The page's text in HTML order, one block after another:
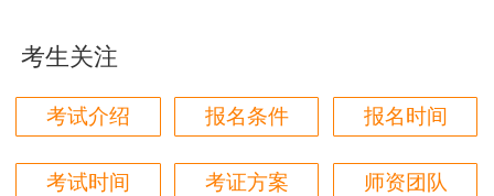
林轩老师讲得好，复杂的知识讲的深入浅出，能够听
得懂。简答题总结的也很到位。
用户m5****88
听他的课过的！
考生关注
考试介绍 报名条件 报名时间
考试时间 考证方案 师资团队